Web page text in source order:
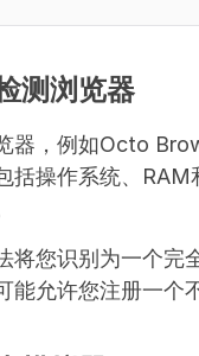
测浏览器
器，例如Octo
括操作系统、
将您识别为一个完
能允许您注册一个